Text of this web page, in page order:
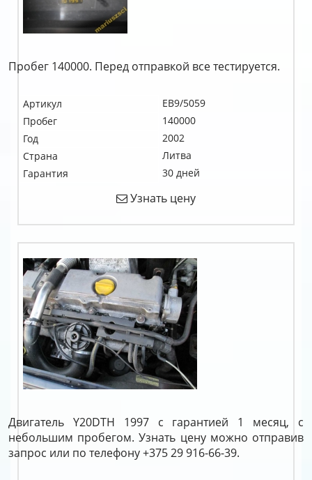
Пробег 140000. Перед отправкой все тестируется.
Артикул
EB9/5059
Пробег
140000
Год
2002
Страна
Литва
Гарантия
30 дней
Узнать цену
Двигатель Y20DTH 1997 с гарантией 1 месяц, с
небольшим пробегом. Узнать цену можно отправив
запрос или по телефону +375 29 916-66-39.